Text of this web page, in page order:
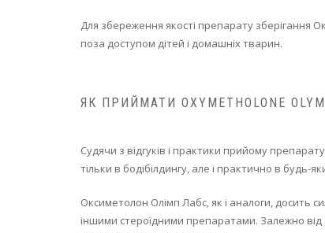
Для збереження якості препарату зберігання
поза доступом дітей і домашніх тварин.
ЯК ПРИЙМАТИ OXYMETHOLONE
Судячи з відгуків і практики прийому
тільки в бодібілдингу, але і практично в
Оксиметолон Олімп Лабс, як і аналоги, досить
іншими стероїдними препаратами. Залежно